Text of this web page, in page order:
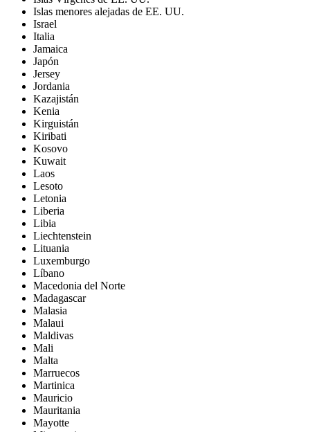
Islas menores alejadas de EE. UU.
Israel
Italia
Jamaica
Japón
Jersey
Jordania
Kazajistán
Kenia
Kirguistán
Kiribati
Kosovo
Kuwait
Laos
Lesoto
Letonia
Liberia
Libia
Liechtenstein
Lituania
Luxemburgo
Líbano
Macedonia del Norte
Madagascar
Malasia
Malaui
Maldivas
Mali
Malta
Marruecos
Martinica
Mauricio
Mauritania
Mayotte